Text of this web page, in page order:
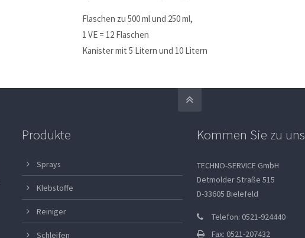
Flaschen zu 500 ml und 250 ml,
1 VE = 12 Flaschen
Kanister mit 5 Litern und 10 Litern
Produkte
Sprays
Klebstoffe
Reiniger
Schleifen
Kommen Sie zu uns
TECHNO-SERVICE GmbH
Detmolder Straße 515
D-33605 Bielefeld
Telefon: 0521-924440
Fax: 0521-207432